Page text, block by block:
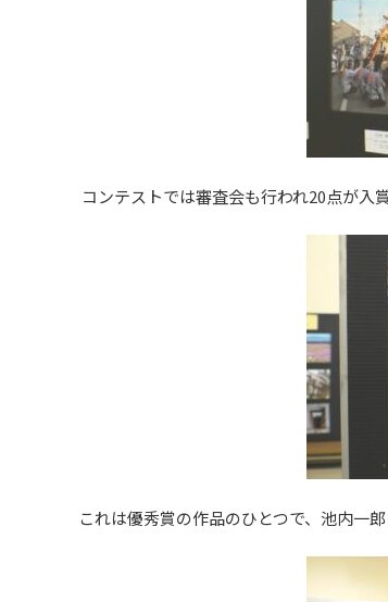
コンテストでは審査会も行われ20点が入
これは優秀賞の作品のひとつで、池内一